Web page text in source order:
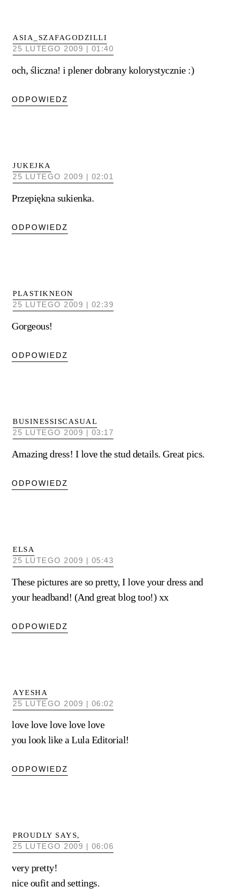
ASIA_SZAFAGODZILLI
25 LUTEGO 2009 | 01:40
och, śliczna! i plener dobrany kolorystycznie :)
ODPOWIEDZ
JUKEJKA
25 LUTEGO 2009 | 02:01
Przepiękna sukienka.
ODPOWIEDZ
PLASTIKNEON
25 LUTEGO 2009 | 02:39
Gorgeous!
ODPOWIEDZ
BUSINESSISCASUAL
25 LUTEGO 2009 | 03:17
Amazing dress! I love the stud details. Great pics.
ODPOWIEDZ
ELSA
25 LUTEGO 2009 | 05:43
These pictures are so pretty, I love your dress and
your headband! (And great blog too!) xx
ODPOWIEDZ
AYESHA
25 LUTEGO 2009 | 06:02
love love love love love
you look like a Lula Editorial!
ODPOWIEDZ
PROUDLY SAYS,
25 LUTEGO 2009 | 06:06
very pretty!
nice oufit and settings.